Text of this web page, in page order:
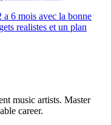
6 mois avec la bonne
realistes et un plan
music artists. Master
career.